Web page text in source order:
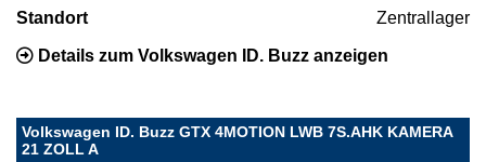
Standort Zentrallager
Details zum Volkswagen ID. Buzz anzeigen
Volkswagen ID. Buzz GTX 4MOTION LWB 7S.AHK KAMERA
21 ZOLL A